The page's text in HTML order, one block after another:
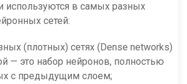
используются в самых разных
сетей:
(плотных) сетях (Dense networks)
— это набор нейронов, полностью
с предыдущим слоем;